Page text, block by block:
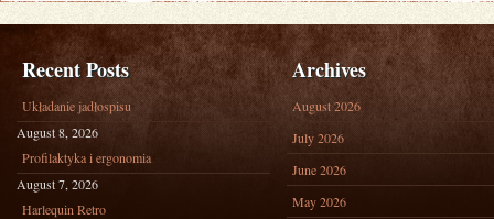
Recent Posts
Układanie jadłospisu
August 8, 2026
Profilaktyka i ergonomia
August 7, 2026
Harlequin Retro
Archives
August 2026
July 2026
June 2026
May 2026